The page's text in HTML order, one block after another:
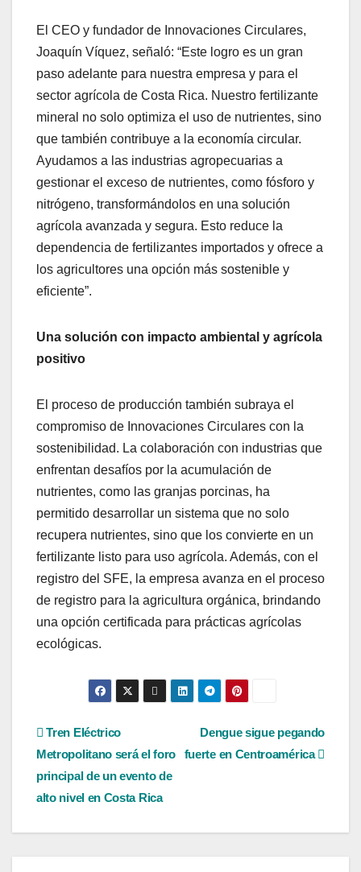
El CEO y fundador de Innovaciones Circulares,
Joaquín Víquez, señaló: “Este logro es un gran
paso adelante para nuestra empresa y para el
sector agrícola de Costa Rica. Nuestro fertilizante
mineral no solo optimiza el uso de nutrientes, sino
que también contribuye a la economía circular.
Ayudamos a las industrias agropecuarias a
gestionar el exceso de nutrientes, como fósforo y
nitrógeno, transformándolos en una solución
agrícola avanzada y segura. Esto reduce la
dependencia de fertilizantes importados y ofrece a
los agricultores una opción más sostenible y
eficiente”.
Una solución con impacto ambiental y agrícola
positivo
El proceso de producción también subraya el
compromiso de Innovaciones Circulares con la
sostenibilidad. La colaboración con industrias que
enfrentan desafíos por la acumulación de
nutrientes, como las granjas porcinas, ha
permitido desarrollar un sistema que no solo
recupera nutrientes, sino que los convierte en un
fertilizante listo para uso agrícola. Además, con el
registro del SFE, la empresa avanza en el proceso
de registro para la agricultura orgánica, brindando
una opción certificada para prácticas agrícolas
ecológicas.
Navegación
de
entradas
Dengue sigue pegando
fuerte en Centroamérica
Tren Eléctrico
Metropolitano será el foro
principal de un evento de
alto nivel en Costa Rica